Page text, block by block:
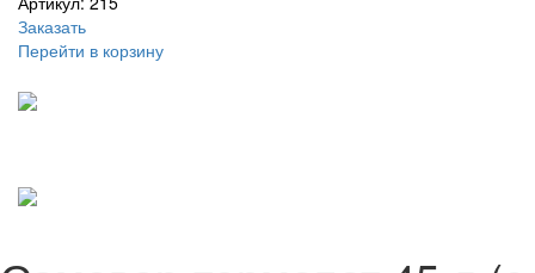
Заказать
Перейти в корзину